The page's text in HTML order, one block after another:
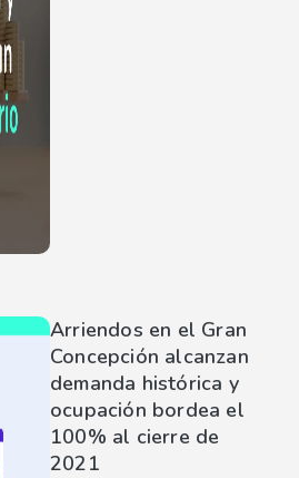
Arriendos en el Gran
Concepción alcanzan
demanda histórica y
ocupación bordea el
100% al cierre de
2021